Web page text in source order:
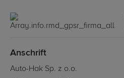
Anschrift
Auto-Hak Sp. z o.o.